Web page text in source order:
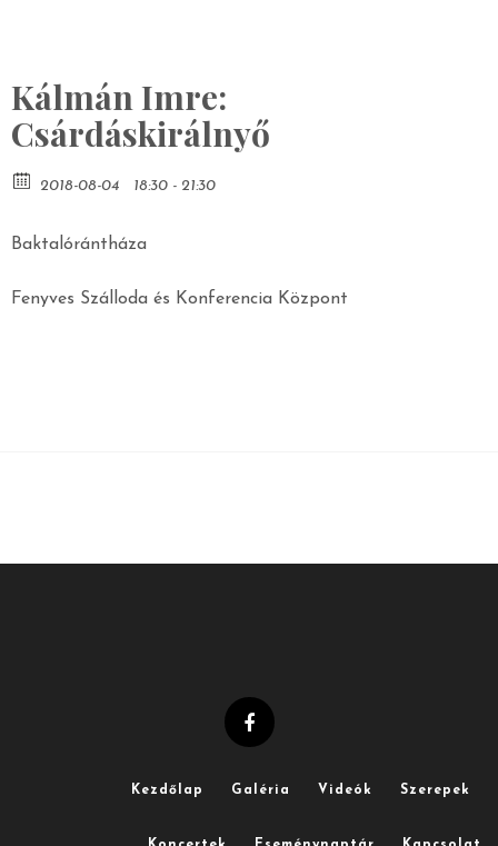
Kálmán Imre:
Csárdáskirálnyő
2018-08-04 18:30 - 21:30
Baktalórántháza
Fenyves Szálloda és Konferencia Központ
Kezdőlap Galéria Videók Szerepek